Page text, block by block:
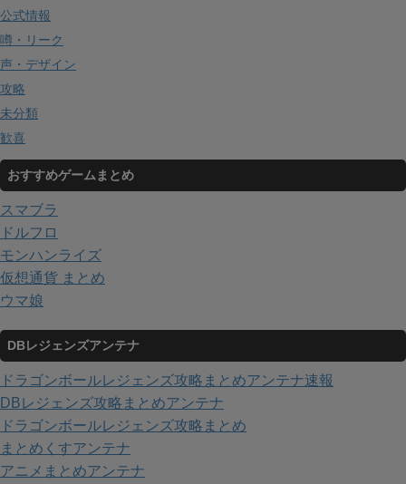
公式情報
噂・リーク
声・デザイン
攻略
未分類
歓喜
おすすめゲームまとめ
スマブラ
ドルフロ
モンハンライズ
仮想通貨 まとめ
ウマ娘
DBレジェンズアンテナ
ドラゴンボールレジェンズ攻略まとめアンテナ速報
DBレジェンズ攻略まとめアンテナ
ドラゴンボールレジェンズ攻略まとめ
まとめくすアンテナ
アニメまとめアンテナ